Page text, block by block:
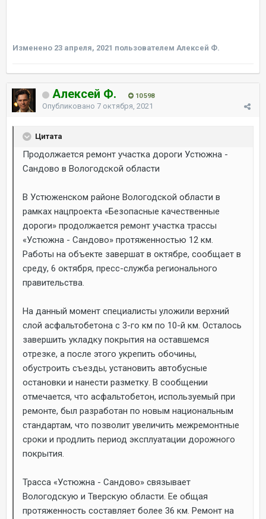
Изменено 23 апреля, 2021 пользователем Алексей Ф.
Алексей Ф. 10 598
Опубликовано 7 октября, 2021
Цитата
Продолжается ремонт участка дороги Устюжна -
Сандово в Вологодской области
В Устюженском районе Вологодской области в
рамках нацпроекта «Безопасные качественные
дороги» продолжается ремонт участка трассы
«Устюжна - Сандово» протяженностью 12 км.
Работы на объекте завершат в октябре, сообщает в
среду, 6 октября, пресс-служба регионального
правительства.
На данный момент специалисты уложили верхний
слой асфальтобетона с 3-го км по 10-й км. Осталось
завершить укладку покрытия на оставшемся
отрезке, а после этого укрепить обочины,
обустроить съезды, установить автобусные
остановки и нанести разметку. В сообщении
отмечается, что асфальтобетон, используемый при
ремонте, был разработан по новым национальным
стандартам, что позволит увеличить межремонтные
сроки и продлить период эксплуатации дорожного
покрытия.
Трасса «Устюжна - Сандово» связывает
Вологодскую и Тверскую области. Ее общая
протяженность составляет более 36 км. Ремонт на